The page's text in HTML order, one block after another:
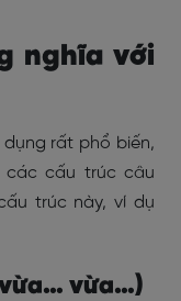
nghĩa với
rất phổ biến,
các cấu trúc câu
trúc này, ví dụ
vừa…)